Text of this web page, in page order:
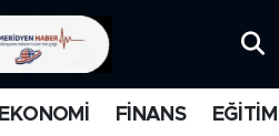
EKONOMİ FİNANS EĞİTİM